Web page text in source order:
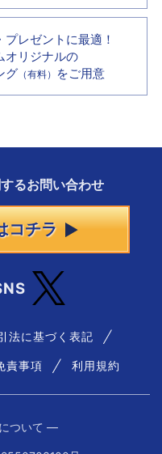
プレゼントに最適！
オリジナルの
グ （有料） をご用意
るお問い合わせ
コチラ
法に基づく表記
責事項 利用規約
ついて ―